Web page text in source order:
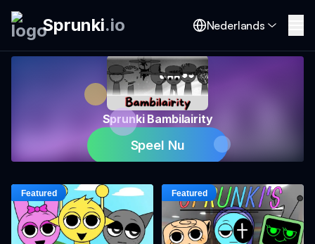
Sprunki.io Nederlands
Sprunki Bambilairity
Speel Nu